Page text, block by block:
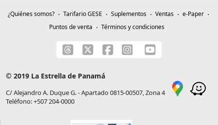
¿Quiénes somos? Tarifario GESE Suplementos Ventas
e-Paper
Puntos de venta
Términos y condiciones
© 2019 La Estrella de Panamá
C/ Alejandro A. Duque G. - Apartado 0815-00507, Zona 4
Teléfono: +507 204-0000